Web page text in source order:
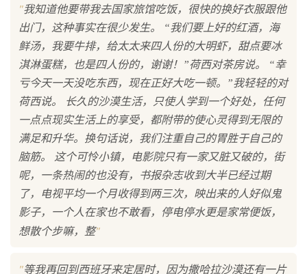
"我知道他要带我去国家旅馆吃饭，很快的换好衣服跟他
出门，这种事实在很少发生。 “我们要上好的红酒，海
鲜汤，我要牛排，给太太来四人份的大明虾，甜点要冰
淇淋蛋糕，也是四人份的，谢谢！”荷西对茶房说。 “幸
亏今天一天没吃东西，现在正好大吃一顿。”我轻轻的对
荷西说。 长久的沙漠生活，只使人学到一个好处，任何
一点点现实生活上的享受，都附带的使心灵得到无限的
满足和升华。换句话说，我们注重自己的胃胜于自己的
脑筋。 这个可怜小镇，电影院只有一家又脏又破的，街
呢，一条热闹的也没有，书报杂志收到大半已经过期
了，电视平均一个月收得到两三次，映出来的人好似鬼
影子，一个人在家也不敢看，停电停水更是家常便饭，
想散个步嘛，整"
"等我再回到西班牙来定居时，因为撒哈拉沙漠还有一片